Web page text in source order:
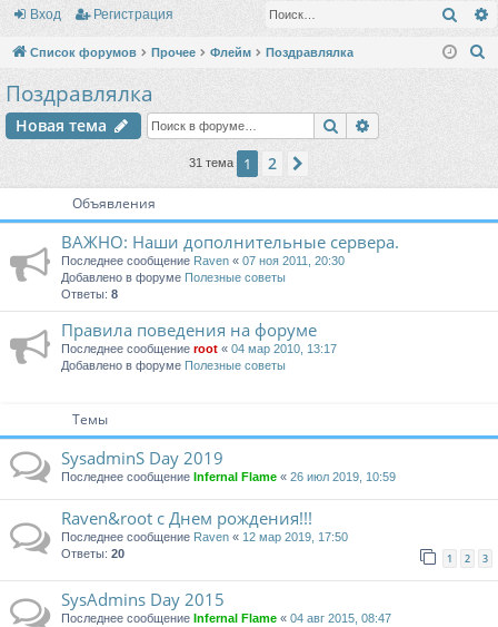
с
ы
и
ор хо
д
ег
ис
Вход Регистрация
Список форумов Прочее Флейм Поздравлялка
Поздравлялка
Новая тема Поиск
31 тема 1 2
Объявления
ВАЖНО: Наши дополнительные сервера.
Последнее сообщение Raven « 07 ноя 2011, 20:30
Добавлено в форуме Полезные советы
Ответы: 8
Правила поведения на форуме
Последнее сообщение root « 04 мар 2010, 13:17
Добавлено в форуме Полезные советы
Темы
SysadminS Day 2019
Последнее сообщение Infernal Flame « 26 июл 2019, 10:59
Raven&root с Днем рождения!!!
Последнее сообщение Raven « 12 мар 2019, 17:50
Ответы: 20 1 2 3
SysAdmins Day 2015
Последнее сообщение Infernal Flame « 04 авг 2015, 08:47